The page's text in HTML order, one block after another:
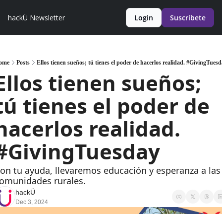
hackÜ Newsletter Login Suscríbete
Posts Ellos tienen sueños; tú tienes el poder de hacerlos realidad.
tienen sueños;
tienes el poder de
realidad.
tu ayuda, llevaremos educación y esperanza a las
rurales.
hackÜ
Dec 3, 2024